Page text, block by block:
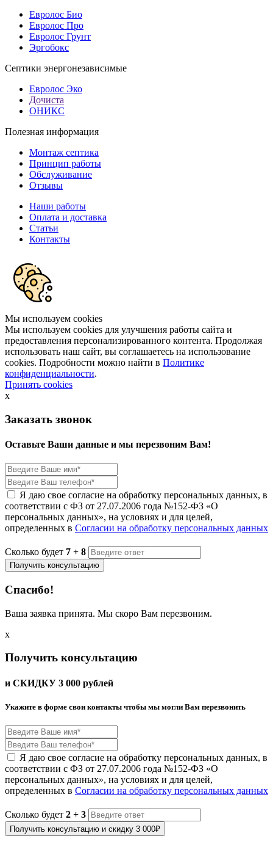
Евролос Био
Евролос Про
Евролос Грунт
Эргобокс
Септики энергонезависимые
Евролос Эко
Дочиста
ОНИКС
Полезная информация
Монтаж септика
Принцип работы
Обслуживание
Отзывы
Наши работы
Оплата и доставка
Статьи
Контакты
Мы используем cookies
Мы используем cookies для улучшения работы сайта и
предоставления персонализированного контента. Продолжая
использовать наш сайт, вы соглашаетесь на использование
cookies. Подробности можно найти в Политике
конфиденциальности.
Принять cookies
x
Заказать звонок
Оставьте Ваши данные и мы перезвоним Вам!
Я даю свое согласие на обработку персональных данных, в
соответствии с ФЗ от 27.07.2006 года №152-ФЗ «О
персональных данных», на условиях и для целей,
определенных в Согласии на обработку персональных данных
Сколько будет 7 + 8
Получить консультацию
Спасибо!
Ваша заявка принята. Мы скоро Вам перезвоним.
x
Получить консультацию
и СКИДКУ 3 000 рублей
Укажите в форме свои контакты чтобы мы могли Вам перезвонить
Я даю свое согласие на обработку персональных данных, в
соответствии с ФЗ от 27.07.2006 года №152-ФЗ «О
персональных данных», на условиях и для целей,
определенных в Согласии на обработку персональных данных
Сколько будет 2 + 3
Получить консультацию и скидку 3 000₽